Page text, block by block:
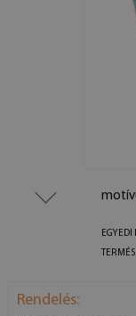
EGYEDI
Rendelés: